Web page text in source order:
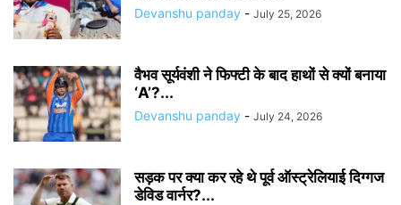
Devanshu panday - July 25, 2026
वैभव सूर्यवंशी ने फिफ्टी के बाद हाथों से क्यों बनाया
‘A’?...
Devanshu panday - July 24, 2026
सड़क पर क्या कर रहे थे पूर्व ऑस्ट्रेलियाई दिग्गज
डेविड वार्नर?...